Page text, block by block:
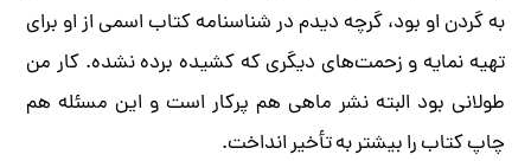
به گردن او بود، گرچه دیدم در شناسنامه کتاب اسمی از او برای
تهیه نمایه و زحمت‌های دیگری که کشیده برده نشده. کار من
طولانی بود البته نشر ماهی هم پرکار است و این مسئله هم
چاپ کتاب را بیشتر به تأخیر انداخت.